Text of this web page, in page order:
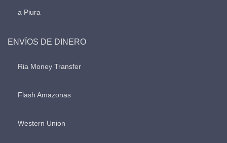
a Piura
ENVÍOS DE DINERO
Ria Money Transfer
Flash Amazonas
Western Union